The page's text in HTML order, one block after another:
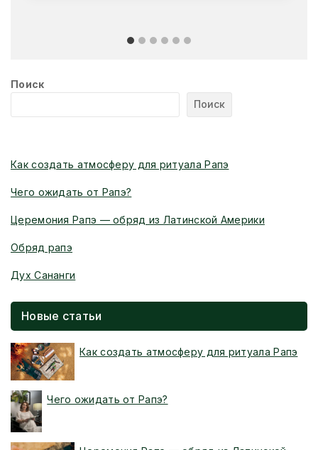
Поиск
Поиск
Как создать атмосферу для ритуала Рапэ
Чего ожидать от Рапэ?
Церемония Рапэ — обряд из Латинской Америки
Обряд рапэ
Дух Сананги
Новые статьи
Как создать атмосферу для ритуала Рапэ
Чего ожидать от Рапэ?